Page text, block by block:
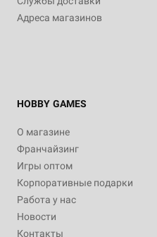
Адреса магазинов
HOBBY GAMES
О магазине
Франчайзинг
Игры оптом
Корпоративные подарки
Работа у нас
Новости
Контакты